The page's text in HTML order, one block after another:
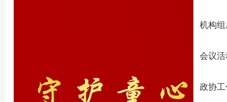
机构组
会议活
政协工